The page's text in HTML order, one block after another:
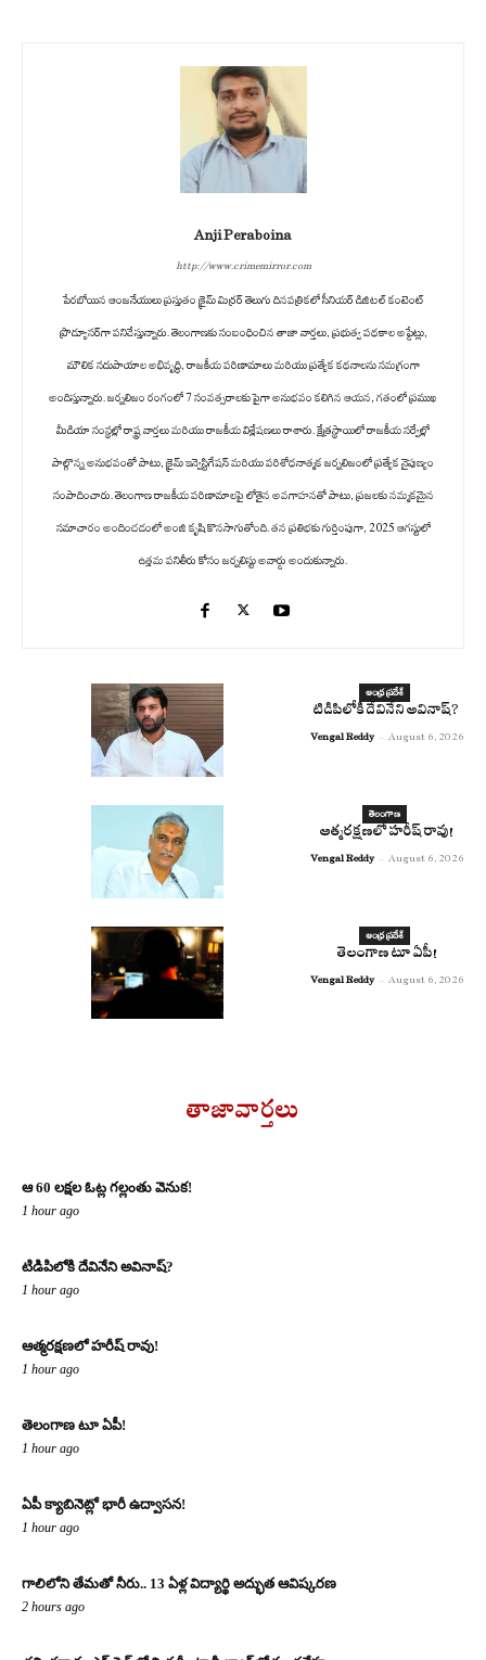
Anji Peraboina
http://www.crimemirror.com
పేరబోయిన ఆంజనేయులు ప్రస్తుతం క్రైమ్ మిర్రర్ తెలుగు దినపత్రికలో సీనియర్ డిజిటల్ కంటెంట్
ప్రొడ్యూసర్‌గా పనిచేస్తున్నారు. తెలంగాణకు సంబంధించిన తాజా వార్తలు, ప్రభుత్వ పథకాల అప్డేట్లు,
మౌలిక సదుపాయాల అభివృద్ధి, రాజకీయ పరిణామాలు మరియు ప్రత్యేక కథనాలను సమగ్రంగా
అందిస్తున్నారు. జర్నలిజం రంగంలో 7 సంవత్సరాలకు పైగా అనుభవం కలిగిన ఆయన, గతంలో ప్రముఖ
మీడియా సంస్థల్లో రాష్ట్ర వార్తలు మరియు రాజకీయ విశ్లేషణలు రాశారు. క్షేత్రస్థాయిలో రాజకీయ సర్వేల్లో
పాల్గొన్న అనుభవంతో పాటు, క్రైమ్ ఇన్వెస్టిగేషన్ మరియు పరిశోధనాత్మక జర్నలిజంలో ప్రత్యేక నైపుణ్యం
సంపాదించారు. తెలంగాణ రాజకీయ పరిణామాలపై లోతైన అవగాహనతో పాటు, ప్రజలకు నమ్మకమైన
సమాచారం అందించడంలో అంజి కృషి కొనసాగుతోంది. తన ప్రతిభకు గుర్తింపుగా, 2025 ఆగస్టులో
ఉత్తమ పనితీరు కోసం జర్నలిస్టు అవార్డు అందుకున్నారు.
ఆంధ్ర ప్రదేశ్
టిడిపిలోకి దేవినేని అవినాష్?
Vengal Reddy - August 6, 2026
తెలంగాణ
ఆత్మరక్షణలో హరీష్ రావు!
Vengal Reddy - August 6, 2026
ఆంధ్ర ప్రదేశ్
తెలంగాణ టూ ఏపీ!
Vengal Reddy - August 6, 2026
తాజావార్తలు
ఆ 60 లక్షల ఓట్ల గల్లంతు వెనుక!
1 hour ago
టిడిపిలోకి దేవినేని అవినాష్?
1 hour ago
ఆత్మరక్షణలో హరీష్ రావు!
1 hour ago
తెలంగాణ టూ ఏపీ!
1 hour ago
ఏపీ క్యాబినెట్లో భారీ ఉద్వాసన!
1 hour ago
గాలిలోని తేమతో నీరు.. 13 ఏళ్ల విద్యార్థి అద్భుత ఆవిష్కరణ
2 hours ago